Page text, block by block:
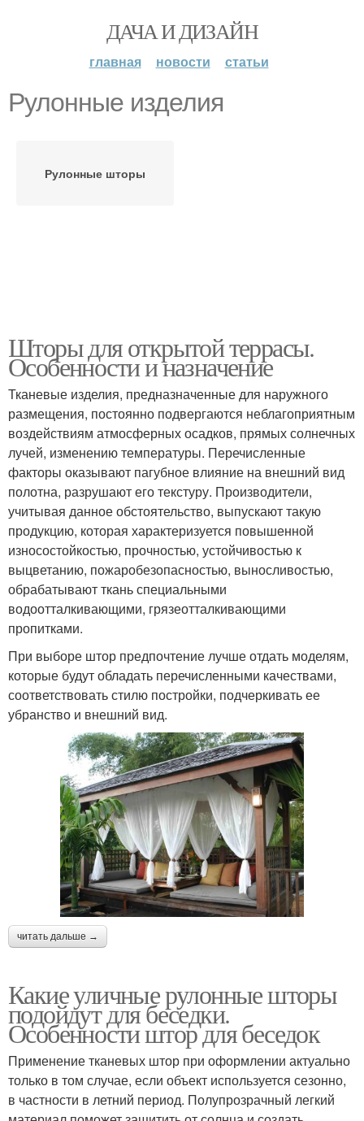
ДАЧА И ДИЗАЙН
главная новости статьи
Рулонные изделия
Рулонные шторы
Шторы для открытой террасы.
Особенности и назначение
Тканевые изделия, предназначенные для наружного
размещения, постоянно подвергаются неблагоприятным
воздействиям атмосферных осадков, прямых солнечных
лучей, изменению температуры. Перечисленные
факторы оказывают пагубное влияние на внешний вид
полотна, разрушают его текстуру. Производители,
учитывая данное обстоятельство, выпускают такую
продукцию, которая характеризуется повышенной
износостойкостью, прочностью, устойчивостью к
выцветанию, пожаробезопасностью, выносливостью,
обрабатывают ткань специальными
водоотталкивающими, грязеотталкивающими
пропитками.
При выборе штор предпочтение лучше отдать моделям,
которые будут обладать перечисленными качествами,
соответствовать стилю постройки, подчеркивать ее
убранство и внешний вид.
читать дальше →
Какие уличные рулонные шторы
подойдут для беседки.
Особенности штор для беседок
Применение тканевых штор при оформлении актуально
только в том случае, если объект используется сезонно,
в частности в летний период. Полупрозрачный легкий